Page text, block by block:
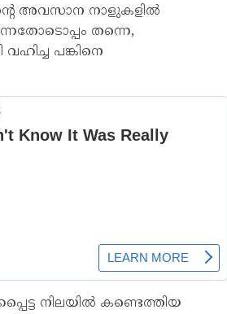
അവസാന നാളുകളിൽ
തന്നെ,
പങ്കിനെ
നിലയിൽ കണ്ടെത്തിയ